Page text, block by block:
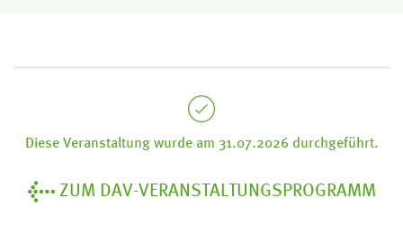
Diese Veranstaltung wurde am 31.07.2026 durchgeführt.
ZUM DAV-VERANSTALTUNGSPROGRAMM